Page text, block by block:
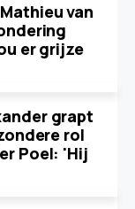
van
er grijze
grapt
rol
Poel: 'Hij